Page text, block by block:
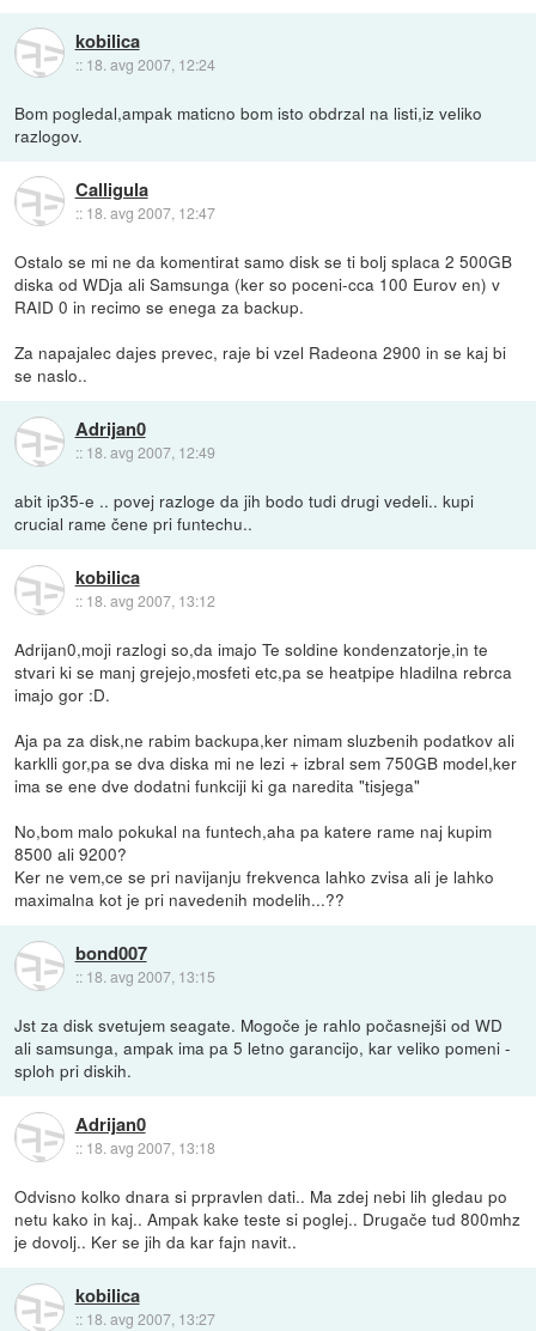
kobilica
:: 18. avg 2007, 12:24
Bom pogledal,ampak maticno bom isto obdrzal na listi,iz veliko
razlogov.
Calligula
:: 18. avg 2007, 12:47
Ostalo se mi ne da komentirat samo disk se ti bolj splaca 2 500GB
diska od WDja ali Samsunga (ker so poceni-cca 100 Eurov en) v
RAID 0 in recimo se enega za backup.
Za napajalec dajes prevec, raje bi vzel Radeona 2900 in se kaj bi
se naslo..
Adrijan0
:: 18. avg 2007, 12:49
abit ip35-e .. povej razloge da jih bodo tudi drugi vedeli.. kupi
crucial rame čene pri funtechu..
kobilica
:: 18. avg 2007, 13:12
Adrijan0,moji razlogi so,da imajo Te soldine kondenzatorje,in te
stvari ki se manj grejejo,mosfeti etc,pa se heatpipe hladilna rebrca
imajo gor :D.
Aja pa za disk,ne rabim backupa,ker nimam sluzbenih podatkov ali
karklli gor,pa se dva diska mi ne lezi + izbral sem 750GB model,ker
ima se ene dve dodatni funkciji ki ga naredita "tisjega"
No,bom malo pokukal na funtech,aha pa katere rame naj kupim
8500 ali 9200?
Ker ne vem,ce se pri navijanju frekvenca lahko zvisa ali je lahko
maximalna kot je pri navedenih modelih...??
bond007
:: 18. avg 2007, 13:15
Jst za disk svetujem seagate. Mogoče je rahlo počasnejši od WD
ali samsunga, ampak ima pa 5 letno garancijo, kar veliko pomeni -
sploh pri diskih.
Adrijan0
:: 18. avg 2007, 13:18
Odvisno kolko dnara si prpravlen dati.. Ma zdej nebi lih gledau po
netu kako in kaj.. Ampak kake teste si poglej.. Drugače tud 800mhz
je dovolj.. Ker se jih da kar fajn navit..
kobilica
:: 18. avg 2007, 13:27